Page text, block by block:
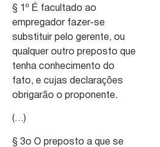
§ 1º É facultado ao
empregador fazer-se
substituir pelo gerente, ou
qualquer outro preposto que
tenha conhecimento do
fato, e cujas declarações
obrigarão o proponente.
(…)
§ 3o O preposto a que se